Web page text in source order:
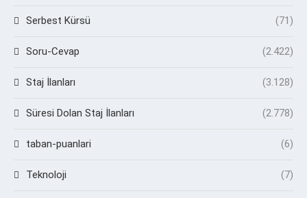
Serbest Kürsü (71)
Soru-Cevap (2.422)
Staj İlanları (3.128)
Süresi Dolan Staj İlanları (2.778)
taban-puanlari (6)
Teknoloji (7)